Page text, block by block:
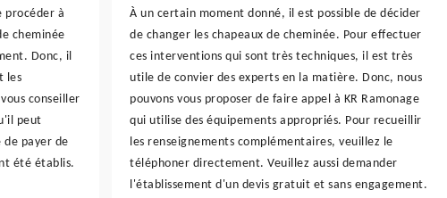
procéder à
cheminée
Donc, il
les
conseiller
peut
de payer de
été établis.
À un certain moment donné, il est possible de décider
de changer les chapeaux de cheminée. Pour effectuer
ces interventions qui sont très techniques, il est très
utile de convier des experts en la matière. Donc, nous
pouvons vous proposer de faire appel à KR Ramonage
qui utilise des équipements appropriés. Pour recueillir
les renseignements complémentaires, veuillez le
téléphoner directement. Veuillez aussi demander
l'établissement d'un devis gratuit et sans engagement.